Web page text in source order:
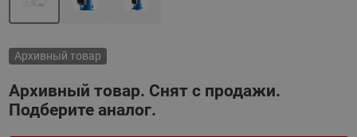
Архивный товар
Архивный товар. Снят с продажи.
Подберите аналог.